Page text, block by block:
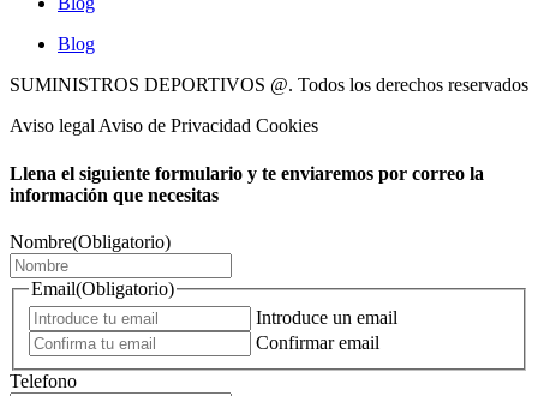
Blog
SUMINISTROS DEPORTIVOS @. Todos los derechos reservados
Aviso legal Aviso de Privacidad Cookies
Llena el siguiente formulario y te enviaremos por correo la
información que necesitas
Nombre(Obligatorio)
Email(Obligatorio)
Introduce un email
Confirmar email
Telefono